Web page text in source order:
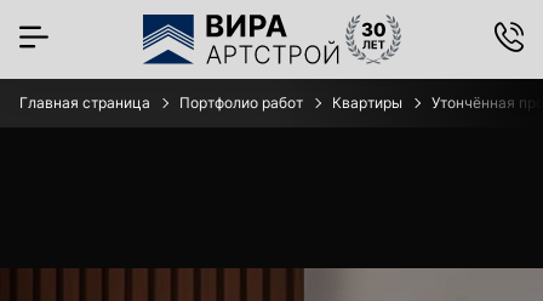
Главная страница Портфолио работ Квартиры Утончённая